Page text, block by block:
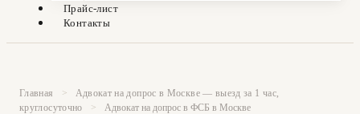
Прайс-лист
Контакты
Главная >
Адвокат на допрос в Москве — выезд за 1 час,
круглосуточно
> Адвокат на допрос в ФСБ в Москве